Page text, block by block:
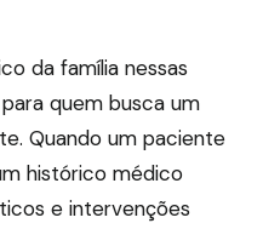
da família nessas
quem busca um
Quando um paciente
histórico médico
e intervenções